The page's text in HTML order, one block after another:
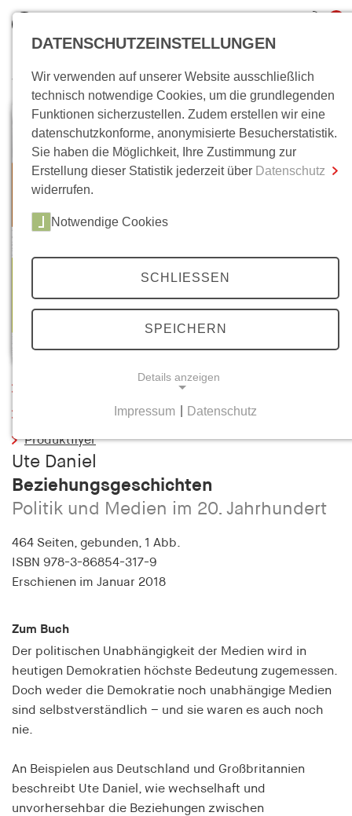
inkl. MwSt.
0,00 €
Zum Warenkorb Zur Kasse
Wo bin ich?
Inhaltsverzeichnis
Produktflyer
Ute Daniel
Beziehungsgeschichten
Politik und Medien im 20. Jahrhundert
464 Seiten, gebunden, 1 Abb.
ISBN 978-3-86854-317-9
Erschienen im Januar 2018
Zum Buch
Der politischen Unabhängigkeit der Medien wird in
heutigen Demokratien höchste Bedeutung zugemessen.
Doch weder die Demokratie noch unabhängige Medien
sind selbstverständlich – und sie waren es auch noch
nie.
An Beispielen aus Deutschland und Großbritannien
beschreibt Ute Daniel, wie wechselhaft und
unvorhersehbar die Beziehungen zwischen
DATENSCHUTZEINSTELLUNGEN
Wir verwenden auf unserer Website ausschließlich
technisch notwendige Cookies, um die grundlegenden
Funktionen sicherzustellen. Zudem erstellen wir eine
datenschutzkonforme, anonymisierte Besucherstatistik.
Sie haben die Möglichkeit, Ihre Zustimmung zur
Erstellung dieser Statistik jederzeit über Datenschutz
widerrufen.
Notwendige Cookies
SCHLIESSEN
SPEICHERN
Details anzeigen
Notwendige Cookies helfen dabei, eine Webseite
nutzbar zu machen, indem sie Grundfunktionen
wie Seitennavigation und Zugriff auf sichere
Bereiche der Webseite ermöglichen. Die Webseite
funktionieren.
cookie_consent
cookie_consent
Anbieter:
hamburger-edition.de
Cookie Laufzeit:
1 Jahr
Impressum Datenschutz